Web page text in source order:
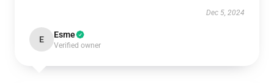
Dec 5, 2024
E Esme
Verified owner